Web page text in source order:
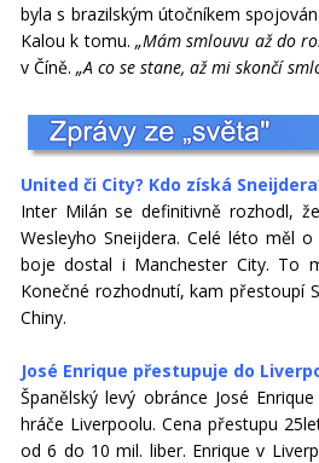
byla s brazilským útočníkem
Kalou k tomu. „Mám smlouvu až do
v Číně. „A co se stane, až mi skončí
United či City? Kdo získá
Inter Milán se definitivně rozhodl,
Wesleyho Sneijdera. Celé léto měl
boje dostal i Manchester City. To
Konečné rozhodnutí, kam přestoupí
Chiny.
José Enrique přestupuje do
Španělský levý obránce José
hráče Liverpoolu. Cena přestupu
od 6 do 10 mil. liber. Enrique v